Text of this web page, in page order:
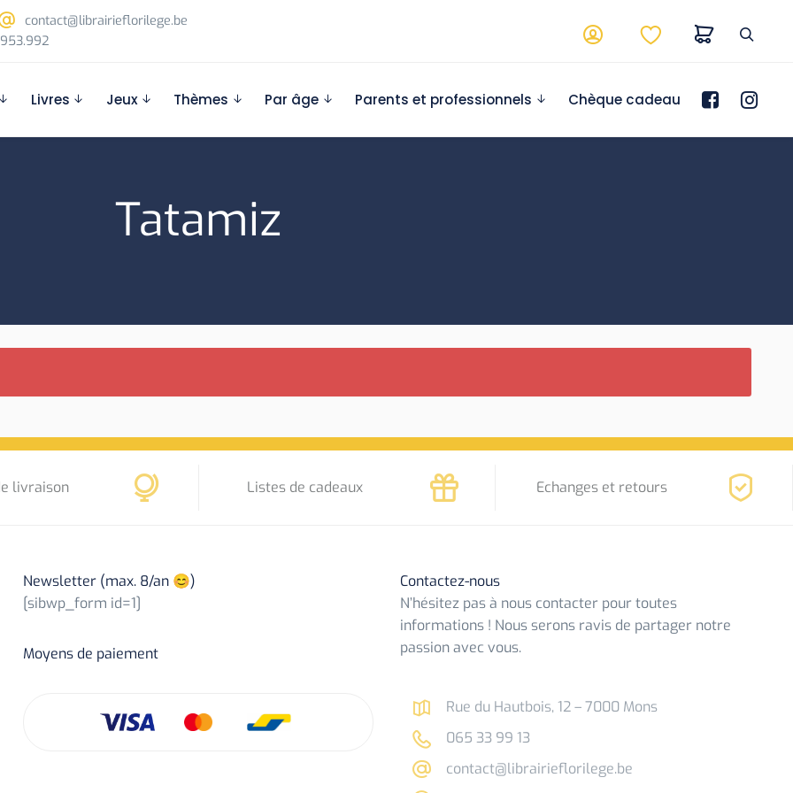
contact@librairieflorilege.be
Livres Jeux Thèmes Par âge Parents et professionnels Chèque cadeau
Tatamiz
livraison Listes de cadeaux Echanges et retours
Newsletter (max. 8/an 😊)
[sibwp_form id=1]
Moyens de paiement
Contactez-nous
N’hésitez pas à nous contacter pour toutes
informations ! Nous serons ravis de partager notre
passion avec vous.
Rue du Hautbois, 12 – 7000 Mons
065 33 99 13
contact@librairieflorilege.be